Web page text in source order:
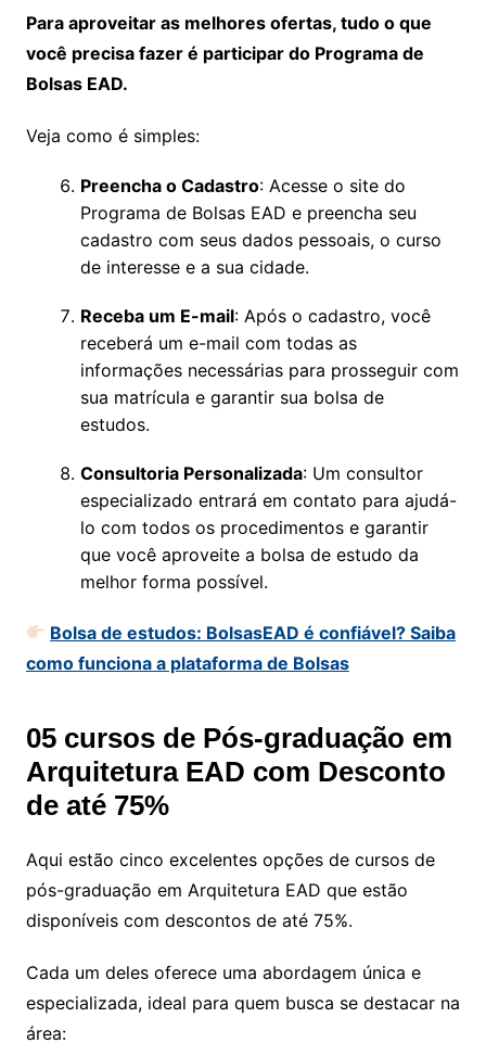
Para aproveitar as melhores ofertas, tudo o que
você precisa fazer é participar do Programa de
Bolsas EAD.
Veja como é simples:
Preencha o Cadastro: Acesse o site do
Programa de Bolsas EAD e preencha seu
cadastro com seus dados pessoais, o curso
de interesse e a sua cidade.
Receba um E-mail: Após o cadastro, você
receberá um e-mail com todas as
informações necessárias para prosseguir com
sua matrícula e garantir sua bolsa de
estudos.
Consultoria Personalizada: Um consultor
especializado entrará em contato para ajudá-
lo com todos os procedimentos e garantir
que você aproveite a bolsa de estudo da
melhor forma possível.
Bolsa de estudos: BolsasEAD é confiável? Saiba
como funciona a plataforma de Bolsas
05 cursos de Pós-graduação em
Arquitetura EAD com Desconto
de até 75%
Aqui estão cinco excelentes opções de cursos de
pós-graduação em Arquitetura EAD que estão
disponíveis com descontos de até 75%.
Cada um deles oferece uma abordagem única e
especializada, ideal para quem busca se destacar na
área: